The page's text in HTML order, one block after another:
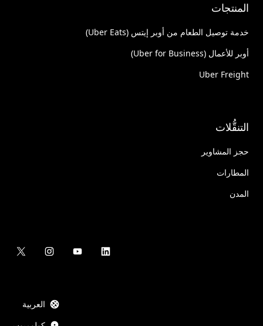
المنتجات
خدمة توصيل الطعام من أوبر إيتس (Uber Eats)
أوبر للأعمال (Uber for Business)
Uber Freight
التنقُّلات
حجز المشاوير
المطارات
المدن
العربية